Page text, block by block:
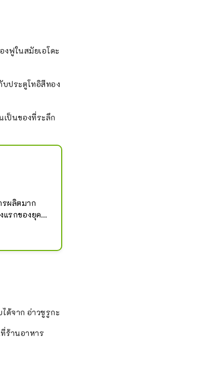
งฟูในสมัยเอโดะ
ประตูโทอิสีทอง
ป็นของที่ระลึก
ผลิตมาก
รกของยุคเอ
รถ
และเปิด
ด้จาก อ่าวซูรูกะ
ร้านอาหาร